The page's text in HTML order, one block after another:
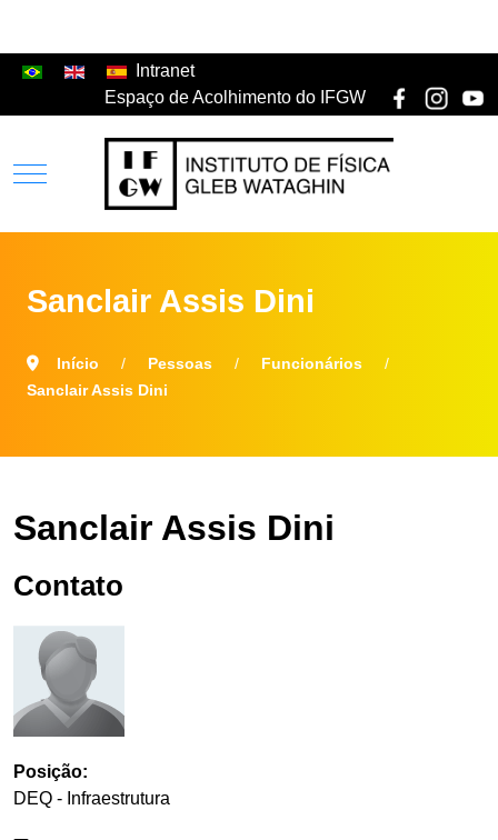
Intranet
Espaço de Acolhimento do IFGW
Sanclair Assis Dini
Início Pessoas
Funcionários
Sanclair Assis Dini
Sanclair Assis Dini
Contato
Posição:
DEQ - Infraestrutura